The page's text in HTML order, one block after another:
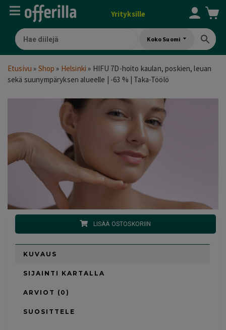
Yrityksille
Koko Suomi
Etusivu » Shop » Helsinki » HIFU 7D-hoito kaulan, poskien, leuan
sekä suunympäryksen alueelle | -63 % | Taka-Töölö
LISÄÄ OSTOSKORIIN
KUVAUS
SIJAINTI KARTALLA
ARVIOT (0)
SUOSITTELE